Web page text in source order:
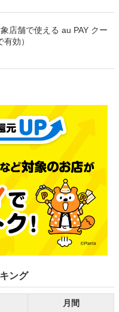
店舗で使える au PAY クー
効）
ング
月間